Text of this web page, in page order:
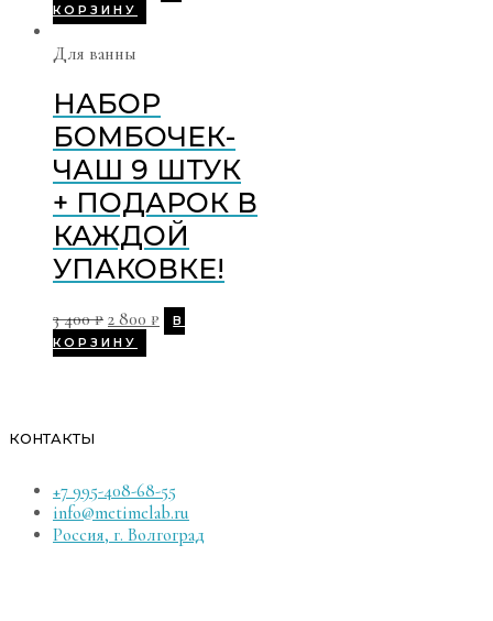
КОРЗИНУ
Для ванны
НАБОР
БОМБОЧЕК-
ЧАШ 9 ШТУК
+ ПОДАРОК В
КАЖДОЙ
УПАКОВКЕ!
3 400₽ 2 800 ₽
В
КОРЗИНУ
КОНТАКТЫ
+7 995-408-68-55
info@metimelab.ru
Россия, г. Волгоград